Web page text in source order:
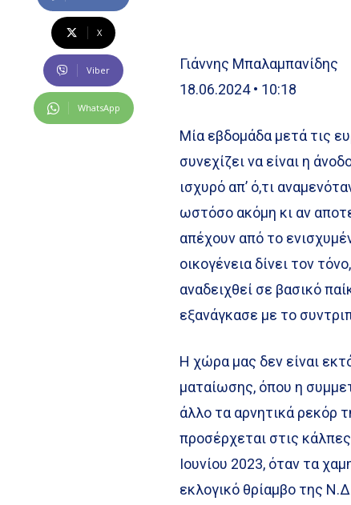
X
Viber
WhatsApp
Γιάννης Μπαλαμπανίδης
18.06.2024 • 10:18
Μία εβδομάδα μετά τις
συνεχίζει να είναι η
ισχυρό απ’ ό,τι
ωστόσο ακόμη κι αν
απέχουν από το
οικογένεια δίνει τον
αναδειχθεί σε βασικό
εξανάγκασε με το
Η χώρα μας δεν είναι
ματαίωσης, όπου η
άλλο τα αρνητικά ρεκόρ
προσέρχεται στις
Ιουνίου 2023, όταν τα
εκλογικό θρίαμβο της